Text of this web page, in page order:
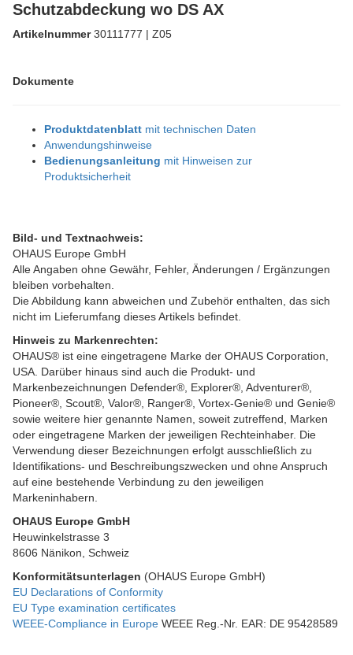
Schutzabdeckung wo DS AX
Artikelnummer30111777 | Z05
Dokumente
Produktdatenblatt mit technischen Daten
Anwendungshinweise
Bedienungsanleitung mit Hinweisen zur
Produktsicherheit
Bild- und Textnachweis:
OHAUS Europe GmbH
Alle Angaben ohne Gewähr, Fehler, Änderungen / Ergänzungen
bleiben vorbehalten.
Die Abbildung kann abweichen und Zubehör enthalten, das sich
nicht im Lieferumfang dieses Artikels befindet.
Hinweis zu Markenrechten:
OHAUS® ist eine eingetragene Marke der OHAUS Corporation,
USA. Darüber hinaus sind auch die Produkt- und
Markenbezeichnungen Defender®, Explorer®, Adventurer®,
Pioneer®, Scout®, Valor®, Ranger®, Vortex-Genie® und Genie®
sowie weitere hier genannte Namen, soweit zutreffend, Marken
oder eingetragene Marken der jeweiligen Rechteinhaber. Die
Verwendung dieser Bezeichnungen erfolgt ausschließlich zu
Identifikations- und Beschreibungszwecken und ohne Anspruch
auf eine bestehende Verbindung zu den jeweiligen
Markeninhabern.
OHAUS Europe GmbH
Heuwinkelstrasse 3
8606 Nänikon, Schweiz
Konformitätsunterlagen (OHAUS Europe GmbH)
EU Declarations of Conformity
EU Type examination certificates
WEEE-Compliance in Europe WEEE Reg.-Nr. EAR: DE 95428589